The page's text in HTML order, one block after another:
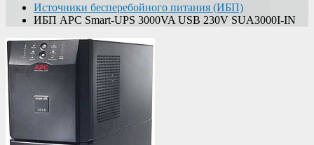
Источники бесперебойного питания (ИБП)
ИБП APC Smart-UPS 3000VA USB 230V SUA3000I-IN